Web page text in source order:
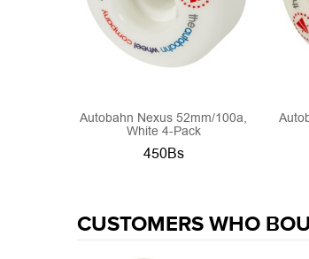
Autobahn Nexus 52mm/100a,
White 4-Pack
450Bs
CUSTOMERS WHO